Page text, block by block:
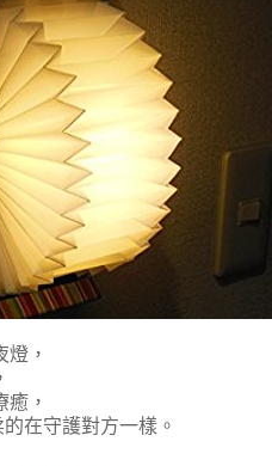
，
，
在守護對方一樣。